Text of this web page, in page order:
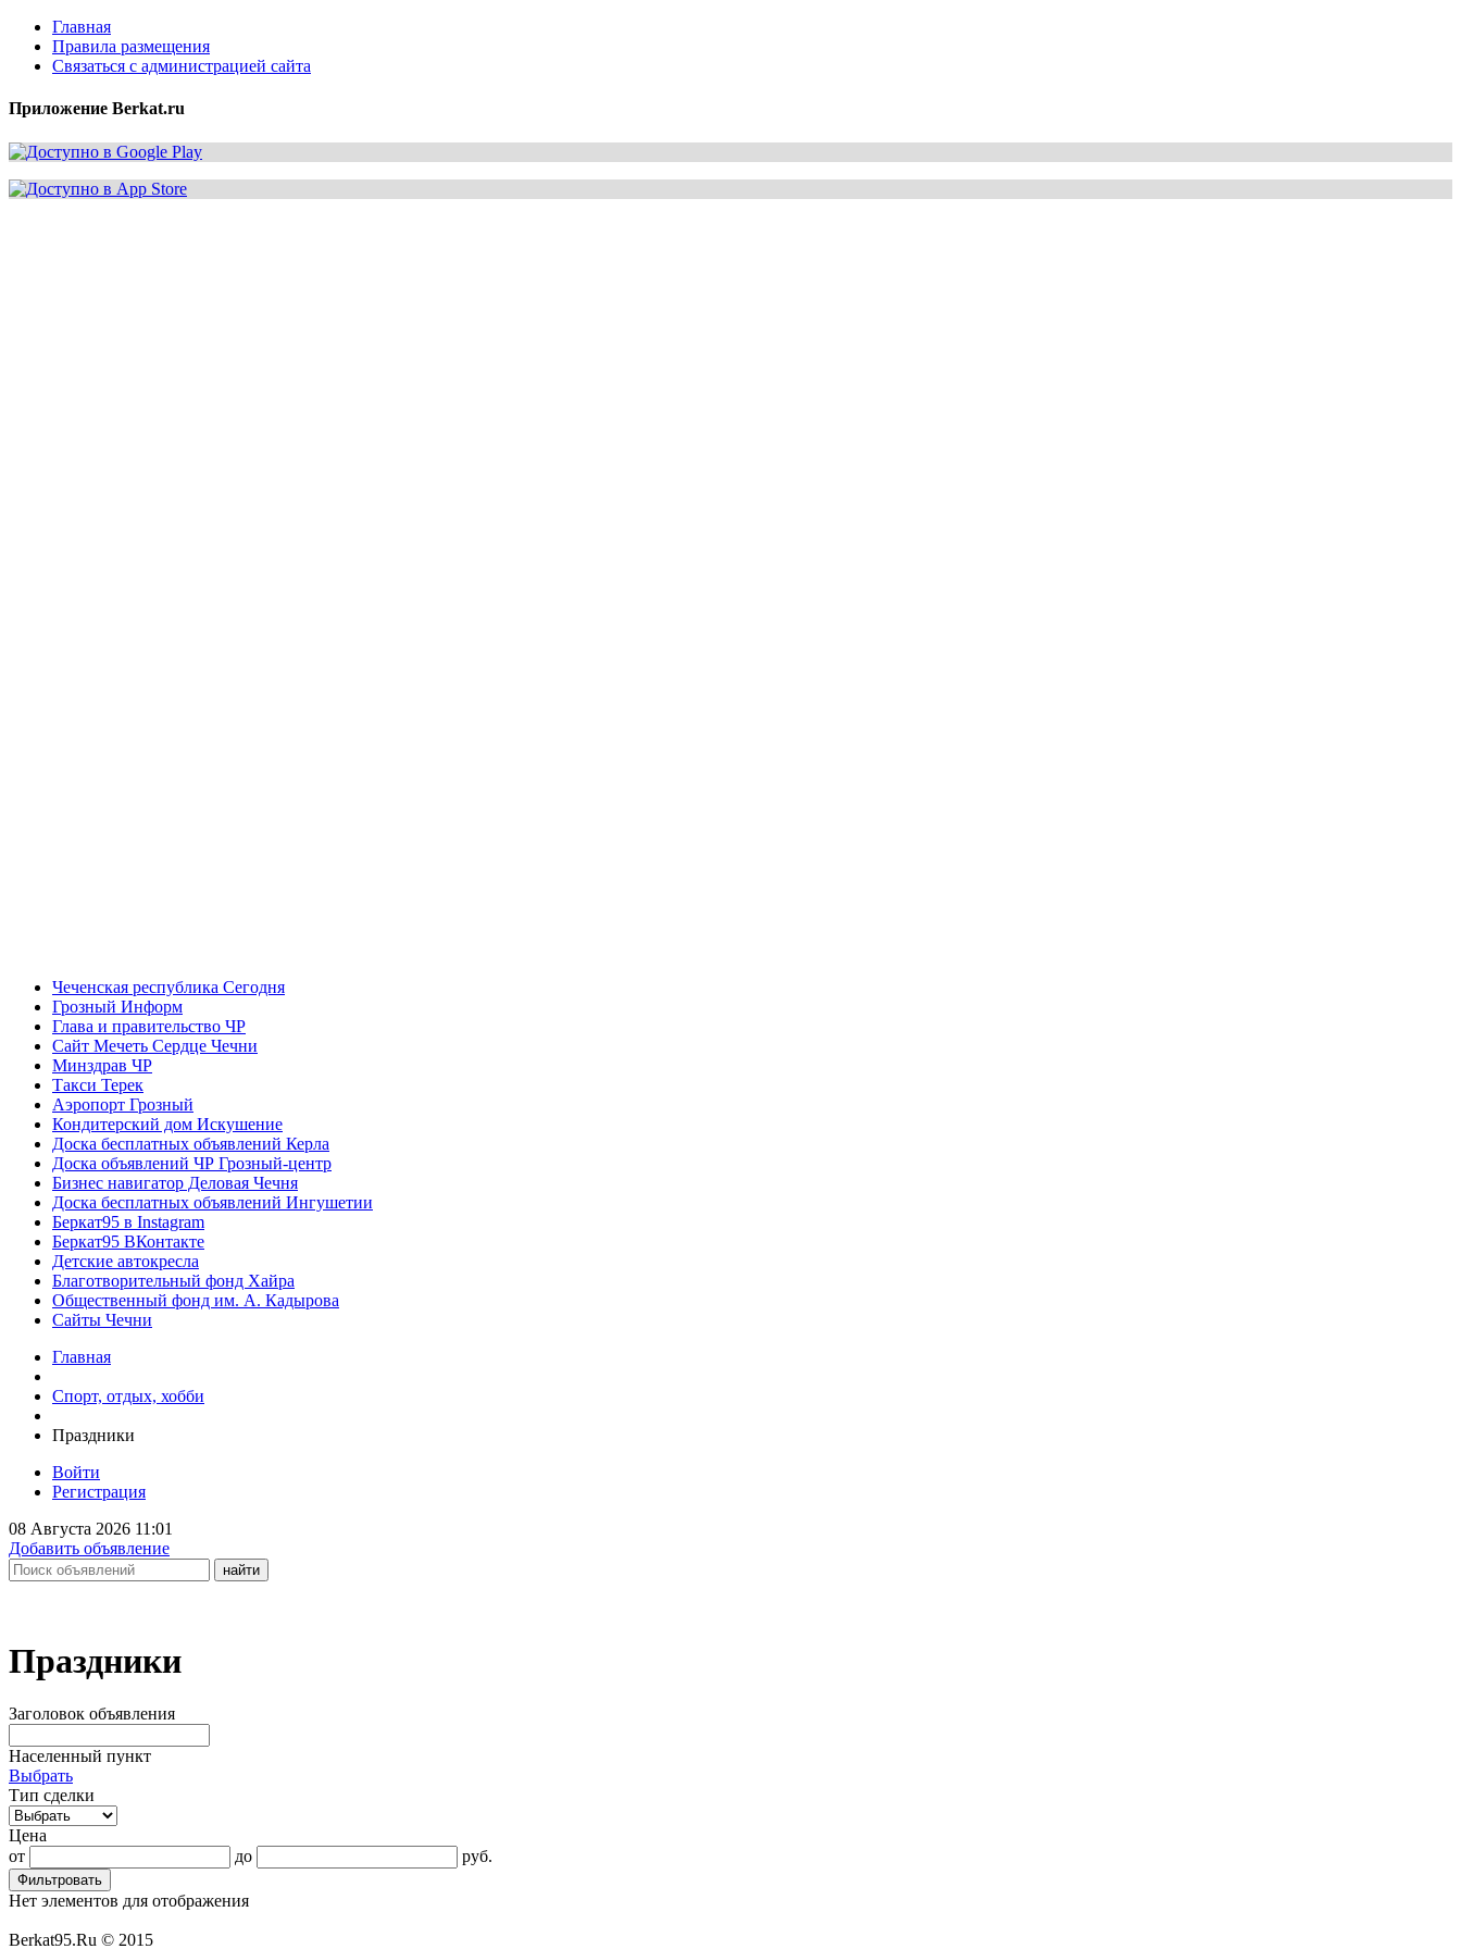
Главная
Правила размещения
Связаться с администрацией сайта
Приложение Berkat.ru
Чеченская республика Сегодня
Грозный Информ
Глава и правительство ЧР
Сайт Мечеть Сердце Чечни
Минздрав ЧР
Такси Терек
Аэропорт Грозный
Кондитерский дом Искушение
Доска бесплатных объявлений Керла
Доска объявлений ЧР Грозный-центр
Бизнес навигатор Деловая Чечня
Доска бесплатных объявлений Ингушетии
Беркат95 в Instagram
Беркат95 ВКонтакте
Детские автокресла
Благотворительный фонд Хайра
Общественный фонд им. А. Кадырова
Сайты Чечни
Главная
Спорт, отдых, хобби
Праздники
Войти
Регистрация
08 Августа 2026 11:01
Добавить объявление
Праздники
Заголовок объявления
Населенный пункт
Выбрать
Тип сделки
Цена
от
до руб.
Фильтровать
Нет элементов для отображения
Berkat95.Ru © 2015